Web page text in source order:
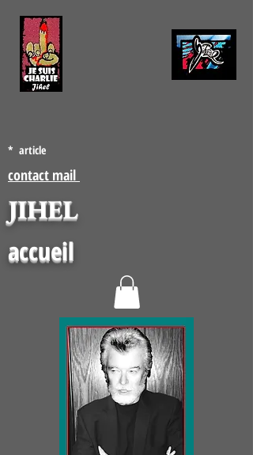
* article
contact mail
JIHEL
accueil